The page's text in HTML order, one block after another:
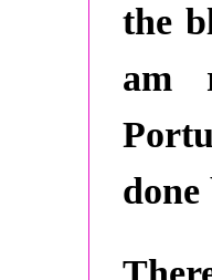
the
am